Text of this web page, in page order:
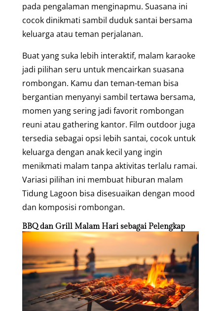
pada pengalaman menginapmu. Suasana ini
cocok dinikmati sambil duduk santai bersama
keluarga atau teman perjalanan.
Buat yang suka lebih interaktif, malam karaoke
jadi pilihan seru untuk mencairkan suasana
rombongan. Kamu dan teman-teman bisa
bergantian menyanyi sambil tertawa bersama,
momen yang sering jadi favorit rombongan
reuni atau gathering kantor. Film outdoor juga
tersedia sebagai opsi lebih santai, cocok untuk
keluarga dengan anak kecil yang ingin
menikmati malam tanpa aktivitas terlalu ramai.
Variasi pilihan ini membuat hiburan malam
Tidung Lagoon bisa disesuaikan dengan mood
dan komposisi rombongan.
BBQ dan Grill Malam Hari sebagai Pelengkap